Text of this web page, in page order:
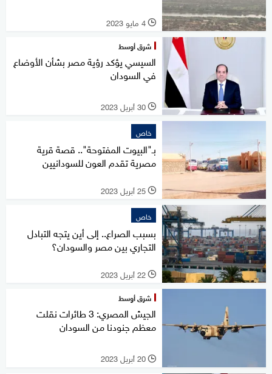
l 4 مايو 2023
شرق أوسط
السيسي يؤكد رؤية مصر بشأن الأوضاع
في السودان
l 30 أبريل 2023
خاص
بـ"البيوت المفتوحة".. قصة قرية
مصرية تقدم العون للسودانيين
l 25 أبريل 2023
خاص
بسبب الصراع.. إلى أين يتجه التبادل
التجاري بين مصر والسودان؟
l 22 أبريل 2023
شرق أوسط
الجيش المصري: 3 طائرات نقلت
معظم جنودنا من السودان
l 20 أبريل 2023